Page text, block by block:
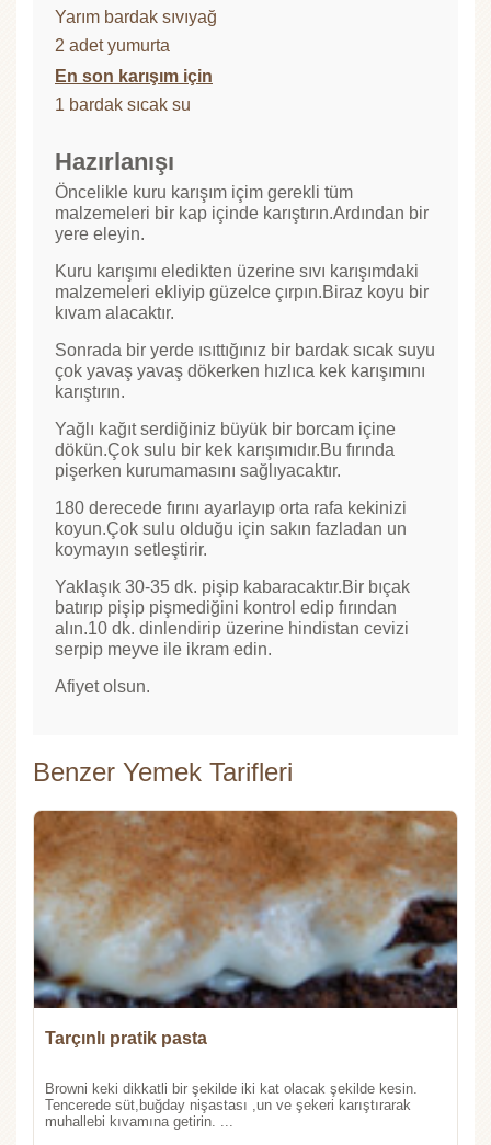
Yarım bardak sıvıyağ
2 adet yumurta
En son karışım için
1 bardak sıcak su
Hazırlanışı
Öncelikle kuru karışım içim gerekli tüm
malzemeleri bir kap içinde karıştırın.Ardından bir
yere eleyin.
Kuru karışımı eledikten üzerine sıvı karışımdaki
malzemeleri ekliyip güzelce çırpın.Biraz koyu bir
kıvam alacaktır.
Sonrada bir yerde ısıttığınız bir bardak sıcak suyu
çok yavaş yavaş dökerken hızlıca kek karışımını
karıştırın.
Yağlı kağıt serdiğiniz büyük bir borcam içine
dökün.Çok sulu bir kek karışımıdır.Bu fırında
pişerken kurumamasını sağlıyacaktır.
180 derecede fırını ayarlayıp orta rafa kekinizi
koyun.Çok sulu olduğu için sakın fazladan un
koymayın setleştirir.
Yaklaşık 30-35 dk. pişip kabaracaktır.Bir bıçak
batırıp pişip pişmediğini kontrol edip fırından
alın.10 dk. dinlendirip üzerine hindistan cevizi
serpip meyve ile ikram edin.
Afiyet olsun.
Benzer Yemek Tarifleri
Tarçınlı pratik pasta
Browni keki dikkatli bir şekilde iki kat olacak şekilde kesin.
Tencerede süt,buğday nişastası ,un ve şekeri karıştırarak
muhallebi kıvamına getirin. ...